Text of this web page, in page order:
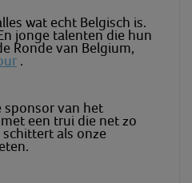
wat echt Belgisch is.
jonge talenten die hun
Ronde van Belgium,
.
sponsor van het
een trui die net zo
als onze